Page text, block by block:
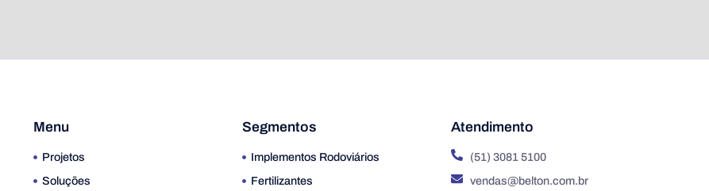
Menu
Projetos
Soluções
Segmentos
Implementos Rodoviários
Fertilizantes
Atendimento
(51) 3081 5100
vendas@belton.com.br